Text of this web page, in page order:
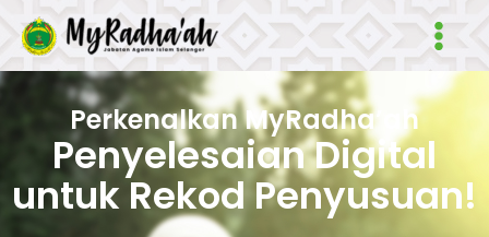
Main
Perkenalkan MyRadha’ah
Penyelesaian Digital
untuk Rekod Penyusuan!